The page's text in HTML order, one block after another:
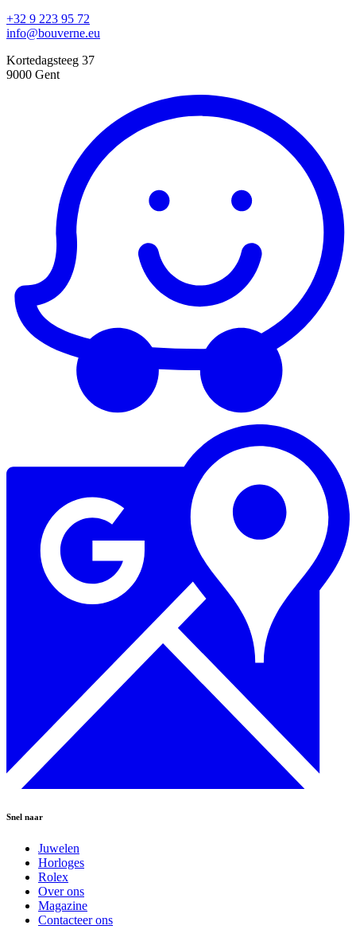
+32 9 223 95 72
info@bouverne.eu
Kortedagsteeg 37
9000 Gent
Snel naar
Juwelen
Horloges
Rolex
Over ons
Magazine
Contacteer ons